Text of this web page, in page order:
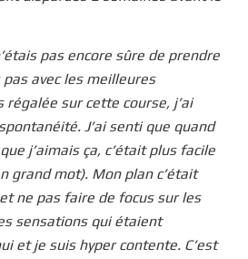
pas encore sûre de prendre
avec les meilleures
régalée sur cette course, j’ai
J’ai senti que quand
j’aimais ça, c’était plus facile
grand mot). Mon plan c’était
ne pas faire de focus sur les
sensations qui étaient
et je suis hyper contente. C’est